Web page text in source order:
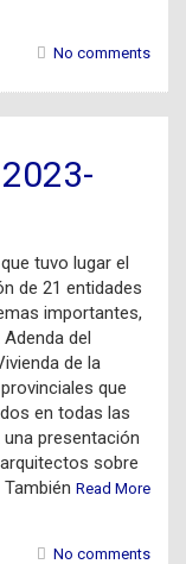
No comments
tuvo lugar el
de 21 entidades
importantes,
del
de la
que
en todas las
presentación
sobre
Read More
No comments